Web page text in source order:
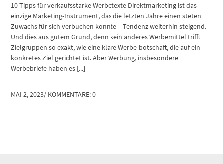
10 Tipps für verkaufsstarke Werbetexte Direktmarketing ist das
einzige Marketing-Instrument, das die letzten Jahre einen steten
Zuwachs für sich verbuchen konnte – Tendenz weiterhin steigend.
Und dies aus gutem Grund, denn kein anderes Werbemittel trifft
Zielgruppen so exakt, wie eine klare Werbe-botschaft, die auf ein
konkretes Ziel gerichtet ist. Aber Werbung, insbesondere
Werbebriefe haben es [...]
MAI 2, 2023/ KOMMENTARE: 0